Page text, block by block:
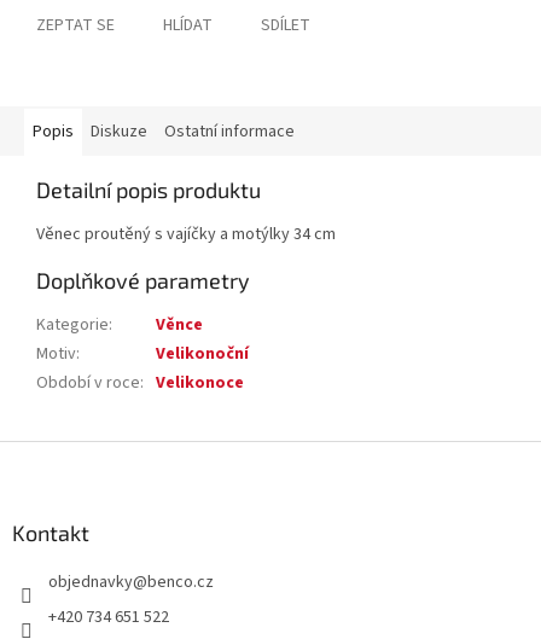
ZEPTAT SE HLÍDAT SDÍLET
Popis Diskuze Ostatní informace
Detailní popis produktu
Věnec proutěný s vajíčky a motýlky 34 cm
Doplňkové parametry
Kategorie:
Věnce
Motiv:
Velikonoční
Období v roce: Velikonoce
Kontakt
objednavky@benco.cz
+420 734 651 522